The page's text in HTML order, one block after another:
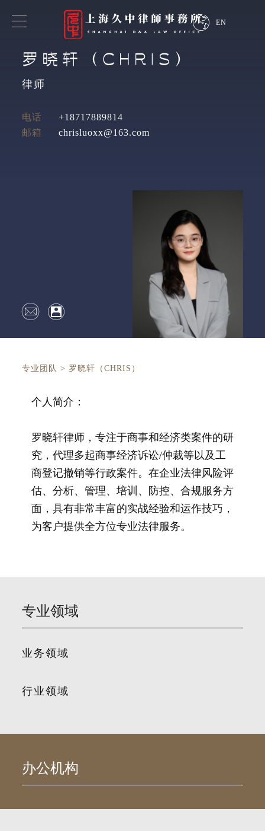
罗晓轩（CHRIS）
律师
电话
+18717889814
邮箱
chrisluoxx@163.com
专业团队 > 罗晓轩（CHRIS）
个人简介：
罗晓轩律师，专注于商事和经济类案件的研
究，代理多起商事经济诉讼/仲裁等以及工
商登记撤销等行政案件。在企业法律风险评
估、分析、管理、培训、防控、合规服务方
面，具有非常丰富的实战经验和运作技巧，
为客户提供全方位专业法律服务。
专业领域
业务领域
行业领域
办公机构
EN
专业领域
行业领域